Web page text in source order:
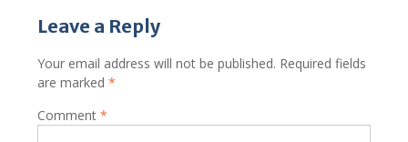
Leave a Reply
Your email address will not be published. Required fields
are marked *
Comment *